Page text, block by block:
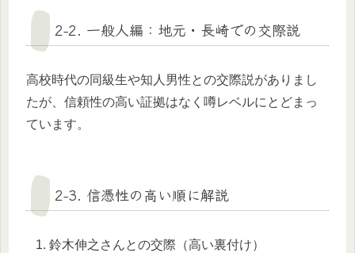
2-2. 一般人編：地元・長崎での交際説
高校時代の同級生や知人男性との交際説がありまし
たが、信頼性の高い証拠はなく噂レベルにとどまっ
ています。
2-3. 信憑性の高い順に解説
鈴木伸之さんとの交際（高い裏付け）